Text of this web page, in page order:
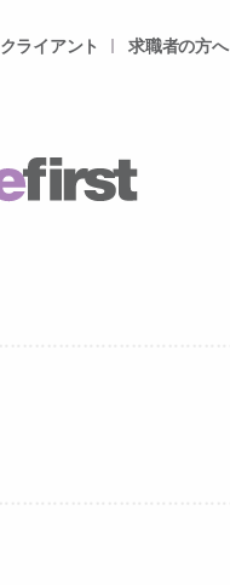
クライアント 求職者の方へ